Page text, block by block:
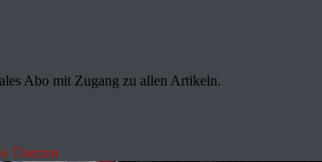
Abo mit Zugang zu allen Artikeln.
Themen